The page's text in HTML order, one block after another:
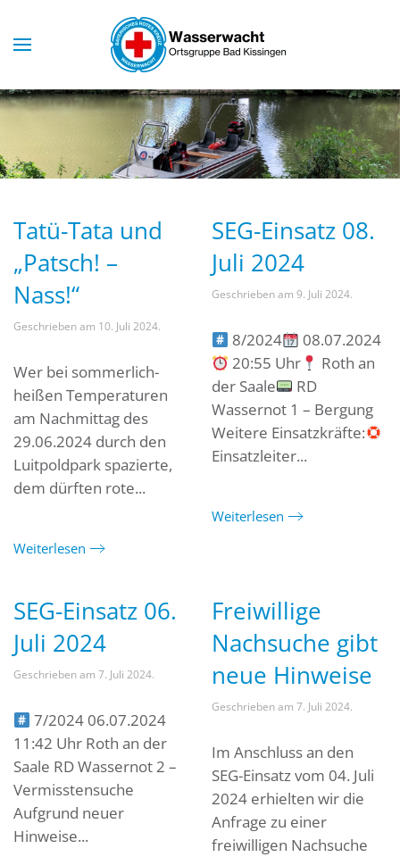
Skip to main content
Tatü-Tata und
„Patsch! –
Nass!“
Geschrieben am 10. Juli 2024.
Wer bei sommerlich-
heißen Temperaturen
am Nachmittag des
29.06.2024 durch den
Luitpoldpark spazierte,
dem dürften rote...
Weiterlesen
SEG-Einsatz 08.
Juli 2024
Geschrieben am 9. Juli 2024.
8/2024
08.07.2024
20:55 Uhr
Roth an
der Saale
RD
Wassernot 1 – Bergung
Weitere Einsatzkräfte:
Einsatzleiter...
Weiterlesen
SEG-Einsatz 06.
Juli 2024
Geschrieben am 7. Juli 2024.
7/2024 06.07.2024
11:42 Uhr Roth an der
Saale RD Wassernot 2 –
Vermisstensuche
Aufgrund neuer
Hinweise...
Freiwillige
Nachsuche gibt
neue Hinweise
Geschrieben am 7. Juli 2024.
Im Anschluss an den
SEG-Einsatz vom 04. Juli
2024 erhielten wir die
Anfrage zu einer
freiwilligen Nachsuche